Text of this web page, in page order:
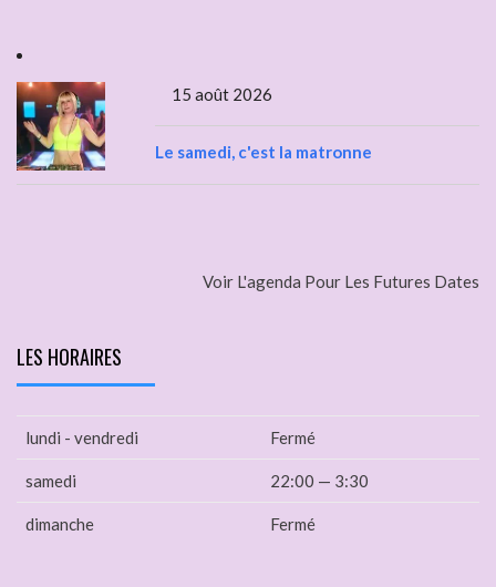
15 août 2026
Le samedi, c'est la matronne
Voir L'agenda Pour Les Futures Dates
LES HORAIRES
lundi - vendredi Fermé
samedi 22:00 — 3:30
dimanche Fermé